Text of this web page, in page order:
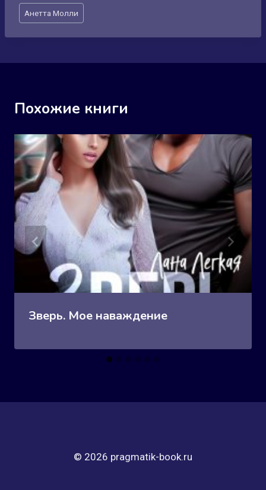
Метки
записи:
Анетта Молли
Похожие книги
Зверь. Мое наваждение
© 2026 pragmatik-book.ru